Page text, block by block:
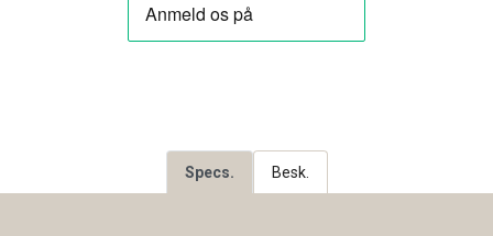
Specs. Besk.